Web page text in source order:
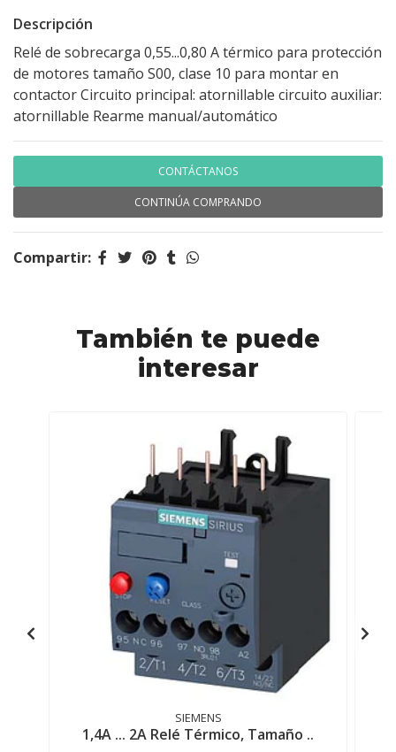
Descripción
Relé de sobrecarga 0,55...0,80 A térmico para protección
de motores tamaño S00, clase 10 para montar en
contactor Circuito principal: atornillable circuito auxiliar:
atornillable Rearme manual/automático
CONTÁCTANOS
CONTINÚA COMPRANDO
Compartir:
También te puede
interesar
SIEMENS
1,4A ... 2A Relé Térmico, Tamaño ..